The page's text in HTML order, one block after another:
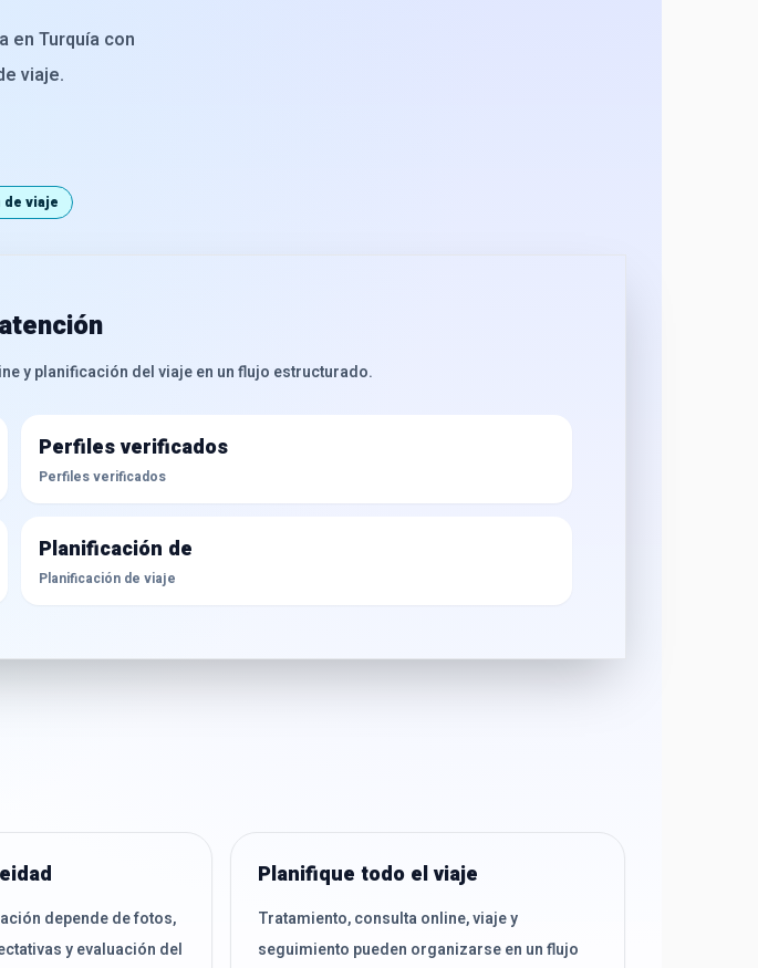
en Turquía con
viaje.
viaje
y planificación del viaje en un flujo estructurado.
Perfiles verificados
Perfiles verificados
Planificación de
Planificación de viaje
depende de fotos,
y evaluación del
Planifique todo el viaje
Tratamiento, consulta online, viaje y
seguimiento pueden organizarse en un flujo